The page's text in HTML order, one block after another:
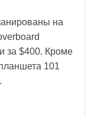
на
за $400. Кроме
101